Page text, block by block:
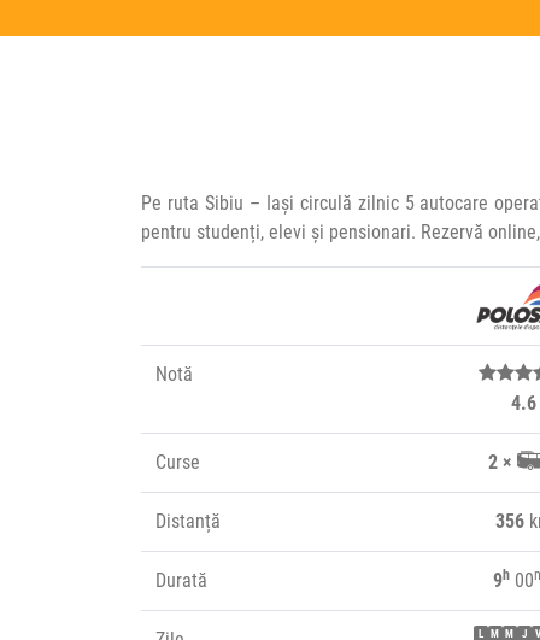
Pe ruta Sibiu – Iași circulă zilnic 5 autocare
pentru studenți, elevi și pensionari. Rezervă
Notă
4.6
Curse 2 ×
Distanță 356
Durată 9h00
M M J V